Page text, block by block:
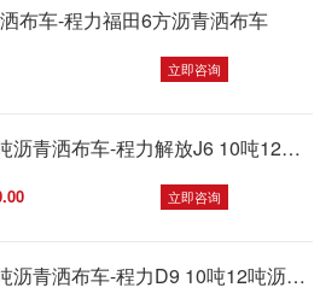
布车-程力福田6方沥青洒布车
立即咨询
10吨12吨沥青洒布车-程力解放J6 10吨12吨沥青洒布车
立即咨询
10吨12吨沥青洒布车-程力D9 10吨12吨沥青洒布车